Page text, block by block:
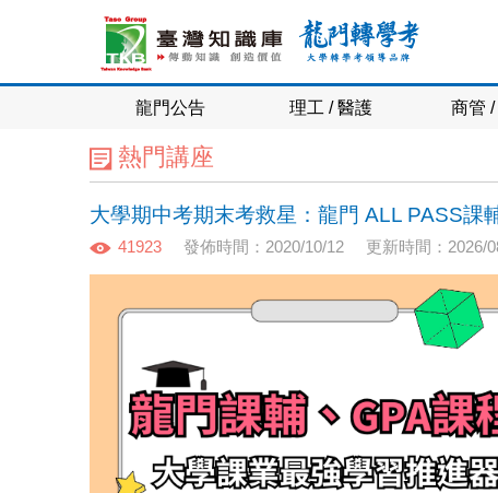
龍門公告 理工 / 醫護 商管 /
熱門講座
大學期中考期末考救星：龍門 ALL PASS課
41923 發佈時間：2020/10/12 更新時間：2026/